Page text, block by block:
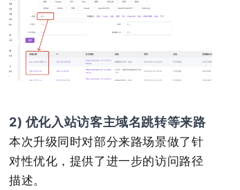
2) 优化入站访客主域名跳转等来路
本次升级同时对部分来路场景做了针
对性优化，提供了进一步的访问路径
描述。